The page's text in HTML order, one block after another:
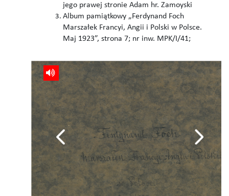
jego prawej stronie Adam hr. Zamoyski
Album pamiątkowy „Ferdynand Foch
Marszałek Francyi, Angii i Polski w Polsce.
Maj 1923”, strona 7; nr inw. MPK/I/41;